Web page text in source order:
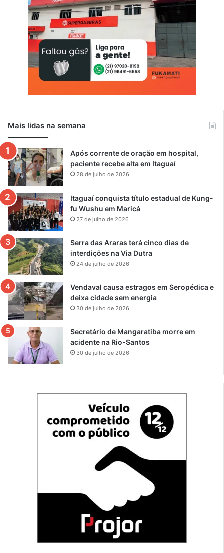
d
e
V
l
a
G
e
n
i
Mais lidas na semana
Após corrente de oração em hospital,
paciente recebe alta em Itaguaí
28 de julho de 2026
Itaguaí conquista título estadual de Kung-
fu Wushu em Maricá
27 de julho de 2026
Serra das Araras terá cinco dias de
interdições na Via Dutra
24 de julho de 2026
Vendaval causa estragos em Seropédica e
deixa cidade sem energia
30 de julho de 2026
Secretário de Mangaratiba morre em
acidente na Rio-Santos
30 de julho de 2026